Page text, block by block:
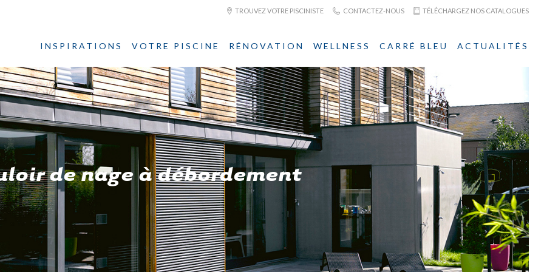
TROUVEZ VOTRE PISCINISTE CONTACTEZ-NOUS TÉLÉCHARGEZ NOS CATALOGUES
INSPIRATIONS VOTRE PISCINE RÉNOVATION WELLNESS CARRÉ BLEU ACTUALITÉS
de nage à débordement